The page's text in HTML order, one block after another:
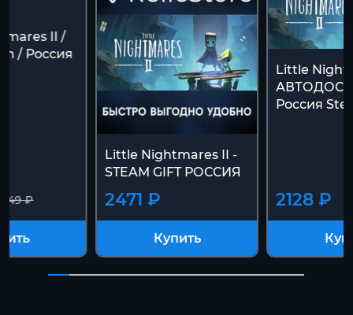
II /
/ Россия
₽
Little Nightmares II -
STEAM GIFT РОССИЯ
2471 ₽
Купить
Little
Россия
2128 ₽